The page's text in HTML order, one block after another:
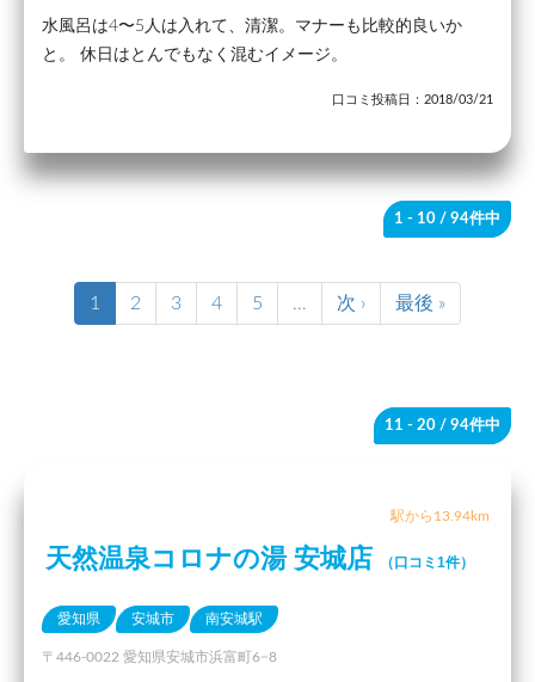
水風呂は4〜5人は入れて、清潔。マナーも比較的良いか
と。 休日はとんでもなく混むイメージ。
口コミ投稿日：2018/03/21
1 - 10 / 94件中
1 2 3 4 5 … 次 › 最後 »
11 - 20 / 94件中
駅から13.94km
天然温泉コロナの湯 安城店 （口コミ1件）
愛知県 安城市 南安城駅
〒446-0022 愛知県安城市浜富町6−8